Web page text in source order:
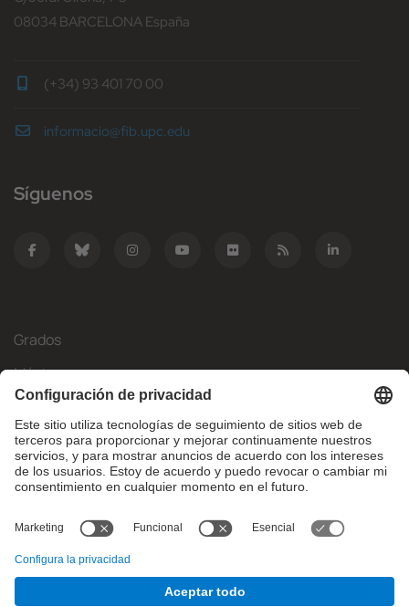
08034 BARCELONA España
(+34) 93 401 70 00
informacio@fib.upc.edu
Síguenos
Grados
Másteres
Movilidad Internacional
Investigación
Empresa
¿Qué necesitas?